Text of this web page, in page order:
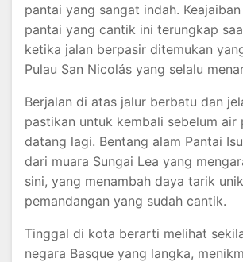
pantai yang sangat indah.
pantai yang cantik ini terungkap
ketika jalan berpasir ditemukan
Pulau San Nicolás yang selalu
Berjalan di atas jalur berbatu dan
pastikan untuk kembali sebelum air
datang lagi. Bentang alam Pantai
dari muara Sungai Lea yang
sini, yang menambah daya tarik
pemandangan yang sudah cantik.
Tinggal di kota berarti melihat
negara Basque yang langka,